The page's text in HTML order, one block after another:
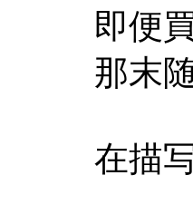
即便
那末
在描